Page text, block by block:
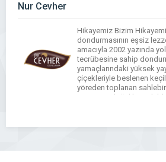
Nur Cevher
Hikayemiz Bizim
dondurmasının eşsiz
amacıyla 2002 yazında
tecrübesine sahip
yamaçlarındaki yüksek
çiçekleriyle beslenen
yöreden toplanan sahlebin
tamamen doğal bir
bademli, […]